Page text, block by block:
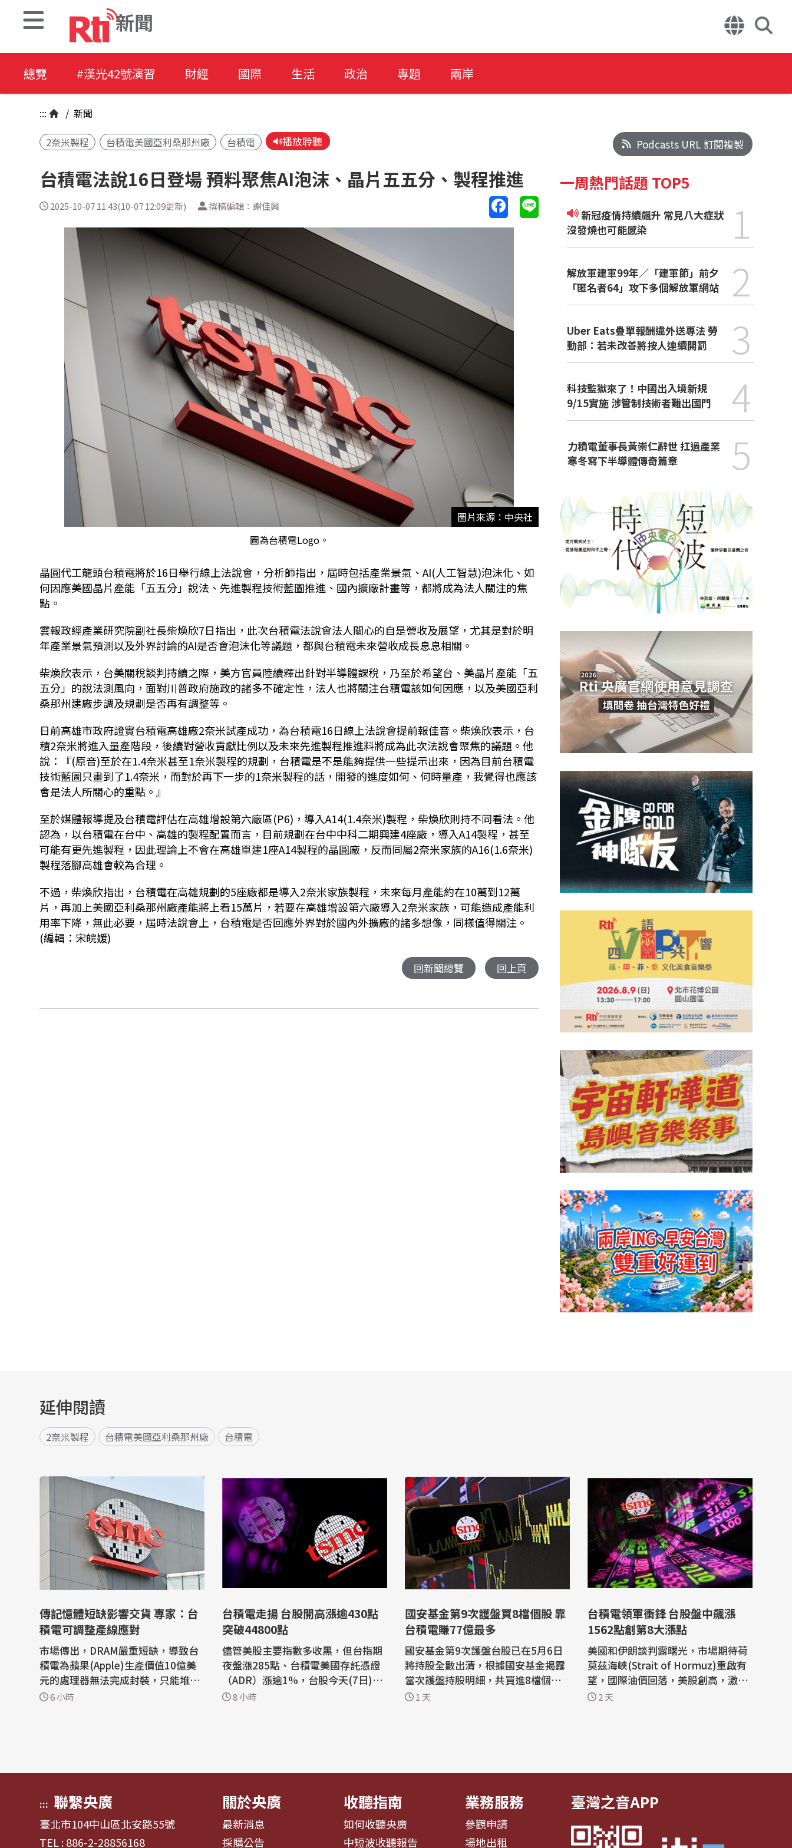
新聞
總覽 #漢光42號演習 財經 國際 生活 政治 專題 兩岸
::: / 新聞
2奈米製程 台積電美國亞利桑那州廠 台積電 播放聆聽
台積電法說16日登場 預料聚焦AI泡沫、晶片五五分、製程推進
2025-10-07 11:43(10-07 12:09更新) 撰稿編輯：謝佳興
圖片來源：中央社
圖為台積電Logo。
晶圓代工龍頭台積電將於16日舉行線上法說會，分析師指出，屆時包括產業景氣、AI(人工智慧)泡沫化、如
何因應美國晶片產能「五五分」說法、先進製程技術藍圖推進、國內擴廠計畫等，都將成為法人關注的焦
點。
雲報政經產業研究院副社長柴煥欣7日指出，此次台積電法說會法人關心的自是營收及展望，尤其是對於明
年產業景氣預測以及外界討論的AI是否會泡沫化等議題，都與台積電未來營收成長息息相關。
柴煥欣表示，台美關稅談判持續之際，美方官員陸續釋出針對半導體課稅，乃至於希望台、美晶片產能「五
五分」的說法測風向，面對川普政府施政的諸多不確定性，法人也將關注台積電該如何因應，以及美國亞利
桑那州建廠步調及規劃是否再有調整等。
日前高雄市政府證實台積電高雄廠2奈米試產成功，為台積電16日線上法說會提前報佳音。柴煥欣表示，台
積2奈米將進入量產階段，後續對營收貢獻比例以及未來先進製程推進料將成為此次法說會聚焦的議題。他
說：『(原音)至於在1.4奈米甚至1奈米製程的規劃，台積電是不是能夠提供一些提示出來，因為目前台積電
技術藍圖只畫到了1.4奈米，而對於再下一步的1奈米製程的話，開發的進度如何、何時量產，我覺得也應該
會是法人所關心的重點。』
至於媒體報導提及台積電評估在高雄增設第六廠區(P6)，導入A14(1.4奈米)製程，柴煥欣則持不同看法。他
認為，以台積電在台中、高雄的製程配置而言，目前規劃在台中中科二期興建4座廠，導入A14製程，甚至
可能有更先進製程，因此理論上不會在高雄單建1座A14製程的晶圓廠，反而同屬2奈米家族的A16(1.6奈米)
製程落腳高雄會較為合理。
不過，柴煥欣指出，台積電在高雄規劃的5座廠都是導入2奈米家族製程，未來每月產能約在10萬到12萬
片，再加上美國亞利桑那州廠產能將上看15萬片，若要在高雄增設第六廠導入2奈米家族，可能造成產能利
用率下降，無此必要，屆時法說會上，台積電是否回應外界對於國內外擴廠的諸多想像，同樣值得關注。
(編輯：宋皖媛)
回新聞總覽 回上頁
Podcasts URL 訂閱複製
一周熱門話題 TOP5
新冠疫情持續飆升 常見八大症狀
沒發燒也可能感染
1
解放軍建軍99年／「建軍節」前夕
「匿名者64」攻下多個解放軍網站
2
Uber Eats疊單報酬違外送專法 勞
動部：若未改善將按人連續開罰
3
科技監獄來了！中國出入境新規
9/15實施 涉管制技術者難出國門
4
力積電董事長黃崇仁辭世 扛過產業
寒冬寫下半導體傳奇篇章
5
延伸閱讀
2奈米製程 台積電美國亞利桑那州廠 台積電
傳記憶體短缺影響交貨 專家：台
積電可調整產線應對
市場傳出，DRAM嚴重短缺，導致台
積電為蘋果(Apple)生產價值10億美
元的處理器無法完成封裝，只能堆積
在廠內等待記憶體到貨。半導體專家
6 小時
台積電走揚 台股開高漲逾430點
突破44800點
儘管美股主要指數多收黑，但台指期
夜盤漲285點、台積電美國存託憑證
（ADR）漲逾1%，台股今天(7日)開
高上漲逾430點，早盤最高衝上4482
8 小時
國安基金第9次護盤買8檔個股 靠
台積電賺77億最多
國安基金第9次護盤台股已在5月6日
將持股全數出清，根據國安基金揭露
當次護盤持股明細，共買進8檔個
股，涵蓋科技、傳產及金融股，其中
1 天
台積電領軍衝鋒 台股盤中飆漲
1562點創第8大漲點
美國和伊朗談判露曙光，市場期待荷
莫茲海峽(Strait of Hormuz)重啟有
望，國際油價回落，美股創高，激勵
台股開高走強，盤中最高44923.06
2 天
::: 聯繫央廣
臺北市104中山區北安路55號
TEL : 886-2-28856168
關於央廣
最新消息
採購公告
收聽指南
如何收聽央廣
中短波收聽報告
業務服務
參觀申請
場地出租
臺灣之音APP